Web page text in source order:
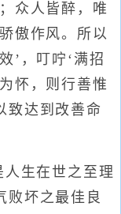
众人皆醉，唯
傲作风。所以
’，叮咛‘满招
怀，则行善惟
致达到改善命
生在世之至理
败坏之最佳良